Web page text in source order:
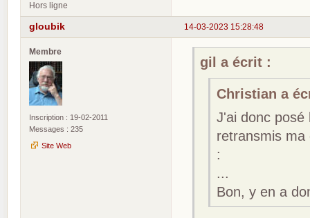
Hors ligne
14-03-2023 15:28:48
gloubik
Membre
Inscription : 19-02-2011
Messages : 235
Site Web
gil a écrit :
Christian a
J'ai donc posé
retransmis ma
:
...
Bon, y en a